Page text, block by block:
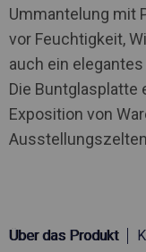
Ummantelung mit
vor Feuchtigkeit,
auch ein
Die
Exposition von
Über das Produkt